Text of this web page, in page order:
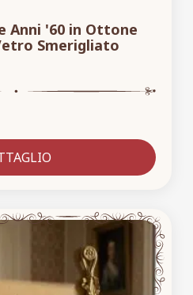
Anni '60 in Ottone
Smerigliato